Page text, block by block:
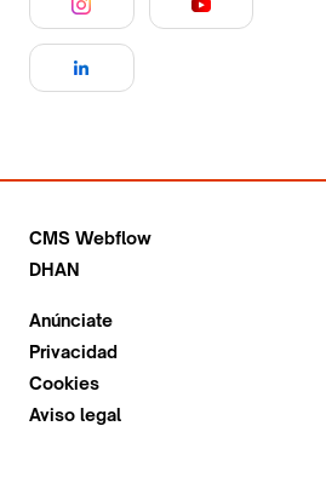
CMS Webflow
DHAN
Anúnciate
Privacidad
Cookies
Aviso legal